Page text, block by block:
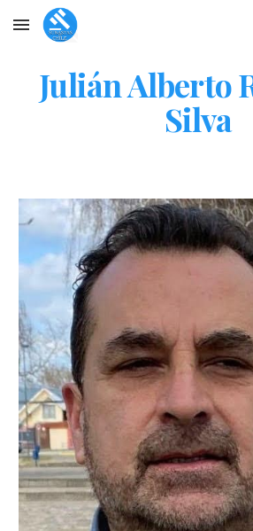
Skip to main content
Julián Alberto
Silva